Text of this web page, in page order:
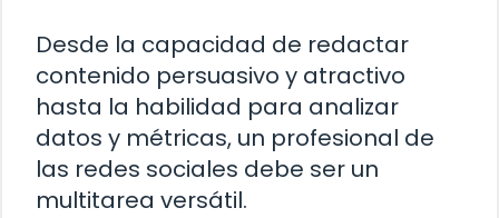
Desde la capacidad de redactar
contenido persuasivo y atractivo
hasta la habilidad para analizar
datos y métricas, un profesional de
las redes sociales debe ser un
multitarea versátil.